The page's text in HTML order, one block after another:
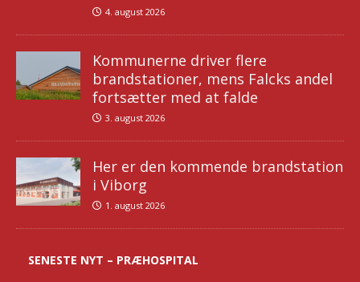
4. august 2026
Kommunerne driver flere
brandstationer, mens Falcks andel
fortsætter med at falde
3. august 2026
Her er den kommende brandstation
i Viborg
1. august 2026
SENESTE NYT – PRÆHOSPITAL